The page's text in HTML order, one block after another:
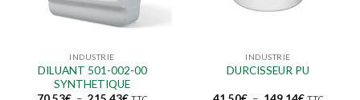
INDUSTRIE
DILUANT 501-002-00
SYNTHETIQUE
INDUSTRIE
DURCISSEUR PU